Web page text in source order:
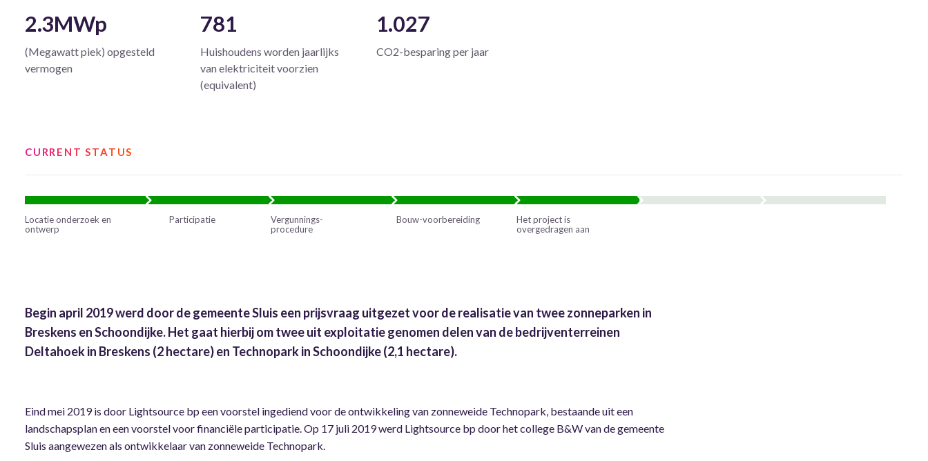
2.3MWp
(Megawatt piek) opgesteld
vermogen
781
Huishoudens worden jaarlijks
van elektriciteit voorzien
(equivalent)
1.027
CO2-besparing per jaar
CURRENT STATUS
Locatie onderzoek en
ontwerp
Participatie
Vergunnings-
procedure
Bouw-voorbereiding
Het project is
overgedragen aan
Begin april 2019 werd door de gemeente Sluis een prijsvraag uitgezet voor de realisatie van twee zonneparken in
Breskens en Schoondijke. Het gaat hierbij om twee uit exploitatie genomen delen van de bedrijventerreinen
Deltahoek in Breskens (2 hectare) en Technopark in Schoondijke (2,1 hectare).
Eind mei 2019 is door Lightsource bp een voorstel ingediend voor de ontwikkeling van zonneweide Technopark, bestaande uit een
landschapsplan en een voorstel voor financiële participatie. Op 17 juli 2019 werd Lightsource bp door het college B&W van de gemeente
Sluis aangewezen als ontwikkelaar van zonneweide Technopark.